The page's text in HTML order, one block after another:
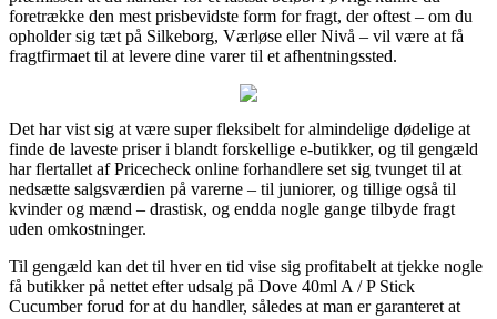
foretrække den mest prisbevidste form for fragt, der oftest – om du
opholder sig tæt på Silkeborg, Værløse eller Nivå – vil være at få
fragtfirmaet til at levere dine varer til et afhentningssted.
Det har vist sig at være super fleksibelt for almindelige dødelige at
finde de laveste priser i blandt forskellige e-butikker, og til gengæld
har flertallet af Pricecheck online forhandlere set sig tvunget til at
nedsætte salgsværdien på varerne – til juniorer, og tillige også til
kvinder og mænd – drastisk, og endda nogle gange tilbyde fragt
uden omkostninger.
Til gengæld kan det til hver en tid vise sig profitabelt at tjekke nogle
få butikker på nettet efter udsalg på Dove 40ml A / P Stick
Cucumber forud for at du handler, således at man er garanteret at